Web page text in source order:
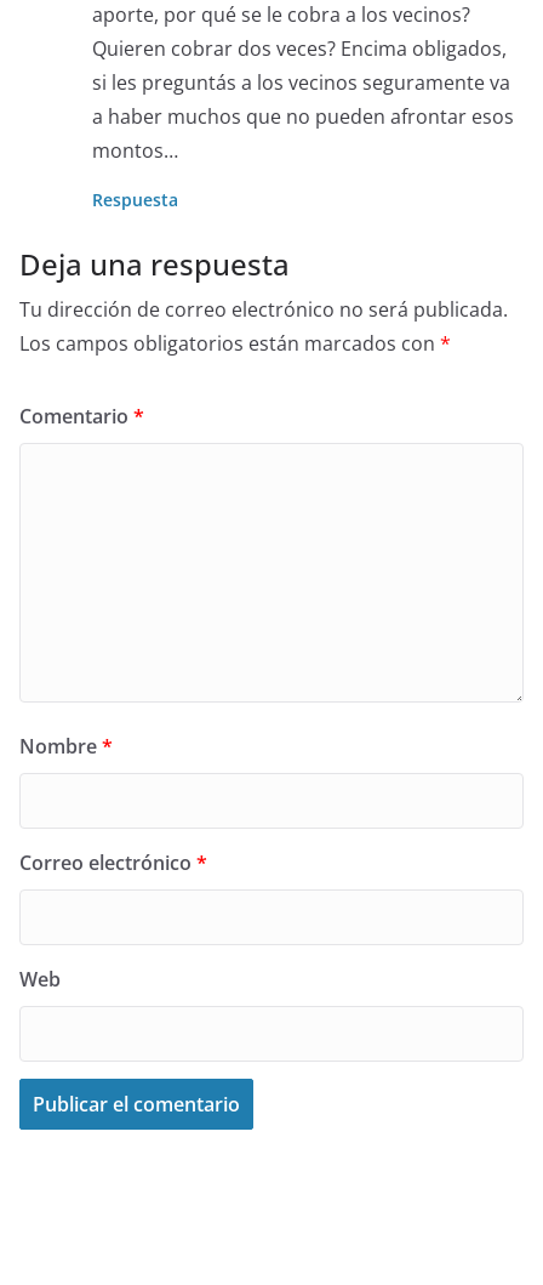
aporte, por qué se le cobra a los vecinos?
Quieren cobrar dos veces? Encima obligados,
si les preguntás a los vecinos seguramente va
a haber muchos que no pueden afrontar esos
montos…
Respuesta
Deja una respuesta
Tu dirección de correo electrónico no será publicada.
Los campos obligatorios están marcados con *
Comentario *
Nombre*
Correo electrónico *
Web